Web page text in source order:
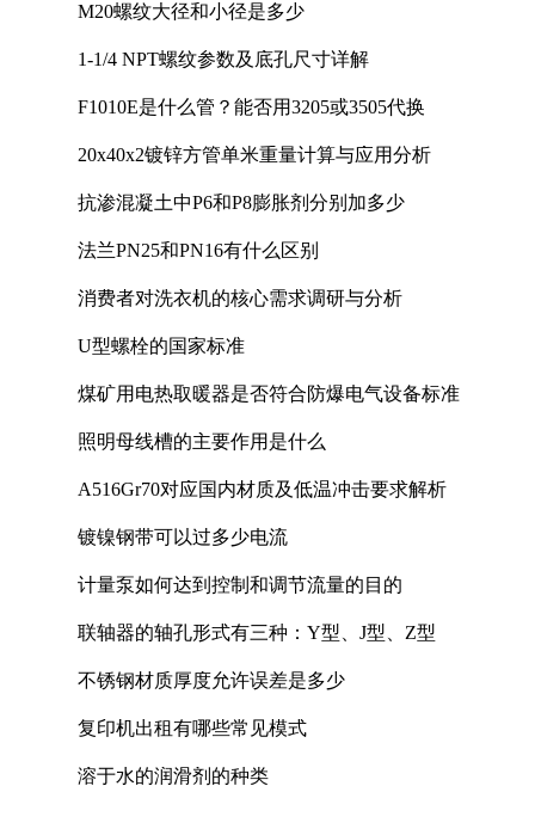
M20螺纹大径和小径是多少
1-1/4 NPT螺纹参数及底孔尺寸详解
F1010E是什么管？能否用3205或3505代换
20x40x2镀锌方管单米重量计算与应用分析
抗渗混凝土中P6和P8膨胀剂分别加多少
法兰PN25和PN16有什么区别
消费者对洗衣机的核心需求调研与分析
U型螺栓的国家标准
煤矿用电热取暖器是否符合防爆电气设备标准
照明母线槽的主要作用是什么
A516Gr70对应国内材质及低温冲击要求解析
镀镍钢带可以过多少电流
计量泵如何达到控制和调节流量的目的
联轴器的轴孔形式有三种：Y型、J型、Z型
不锈钢材质厚度允许误差是多少
复印机出租有哪些常见模式
溶于水的润滑剂的种类